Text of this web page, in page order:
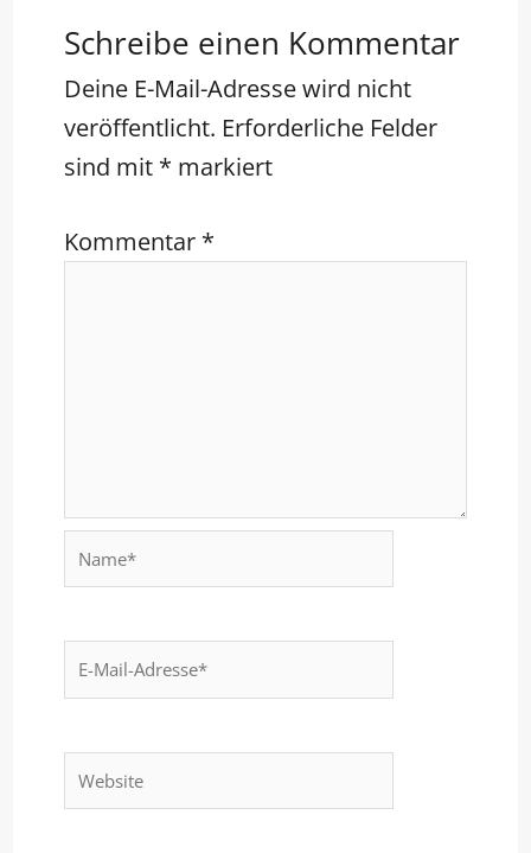
Schreibe einen Kommentar
Deine E-Mail-Adresse wird nicht
veröffentlicht. Erforderliche Felder
sind mit * markiert
Kommentar *
Name*
E-
Mail-
Website